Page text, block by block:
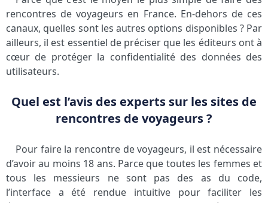
rencontres de voyageurs en France. En-dehors de ces
canaux, quelles sont les autres options disponibles ? Par
ailleurs, il est essentiel de préciser que les éditeurs ont à
cœur de protéger la confidentialité des données des
utilisateurs.
Quel est l’avis des experts sur les sites de
rencontres de voyageurs ?
Pour faire la rencontre de voyageurs, il est nécessaire
d’avoir au moins 18 ans. Parce que toutes les femmes et
tous les messieurs ne sont pas des as du code,
l’interface a été rendue intuitive pour faciliter les